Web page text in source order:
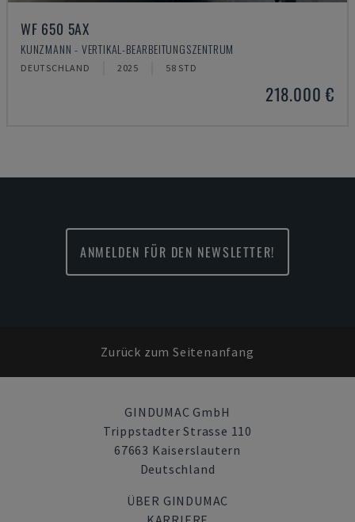
WF 650 5AX
KUNZMANN - VERTIKAL-BEARBEITUNGSZENTRUM
DEUTSCHLAND 2025 58 STD
218.000 €
ANMELDEN FÜR DEN NEWSLETTER!
Zurück zum Seitenanfang
GINDUMAC GmbH
Trippstadter Strasse 110
67663 Kaiserslautern
Deutschland
ÜBER GINDUMAC